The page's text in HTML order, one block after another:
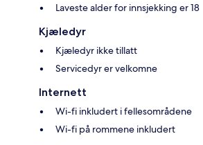
Laveste alder for innsjekking er 18
Kjæledyr
Kjæledyr ikke tillatt
Servicedyr er velkomne
Internett
Wi-fi inkludert i fellesområdene
Wi-fi på rommene inkludert